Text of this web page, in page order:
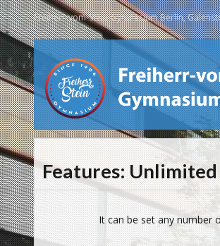
Freiherr-vom-Stein-Gymnasium Berlin,
Features: Unlimited
It can be set any number